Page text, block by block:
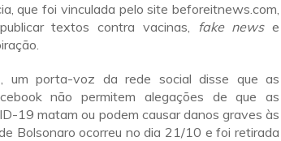
que foi vinculada pelo site beforeitnews.com,
textos contra vacinas, fake newse
um porta-voz da rede social disse que as
não permitem alegações de que as
19 matam ou podem causar danos graves às
Bolsonaro ocorreu no dia 21/10 e foi retirada